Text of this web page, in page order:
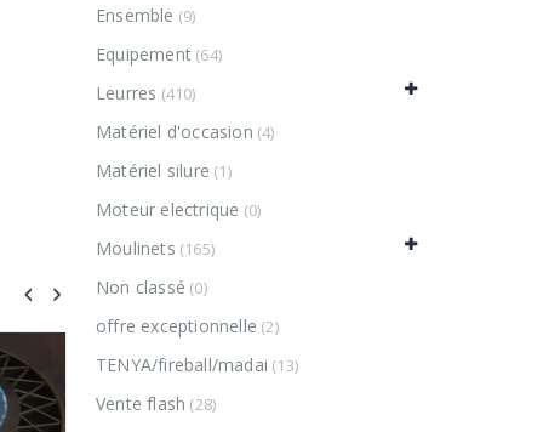
Ensemble (9)
Equipement (64)
Leurres (410)
Matériel d'occasion (4)
Matériel silure (1)
Moteur electrique (0)
Moulinets (165)
Non classé (0)
offre exceptionnelle (2)
TENYA/fireball/madai (13)
Vente flash (28)